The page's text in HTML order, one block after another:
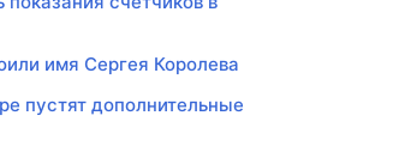
имя Сергея Королева
пустят дополнительные